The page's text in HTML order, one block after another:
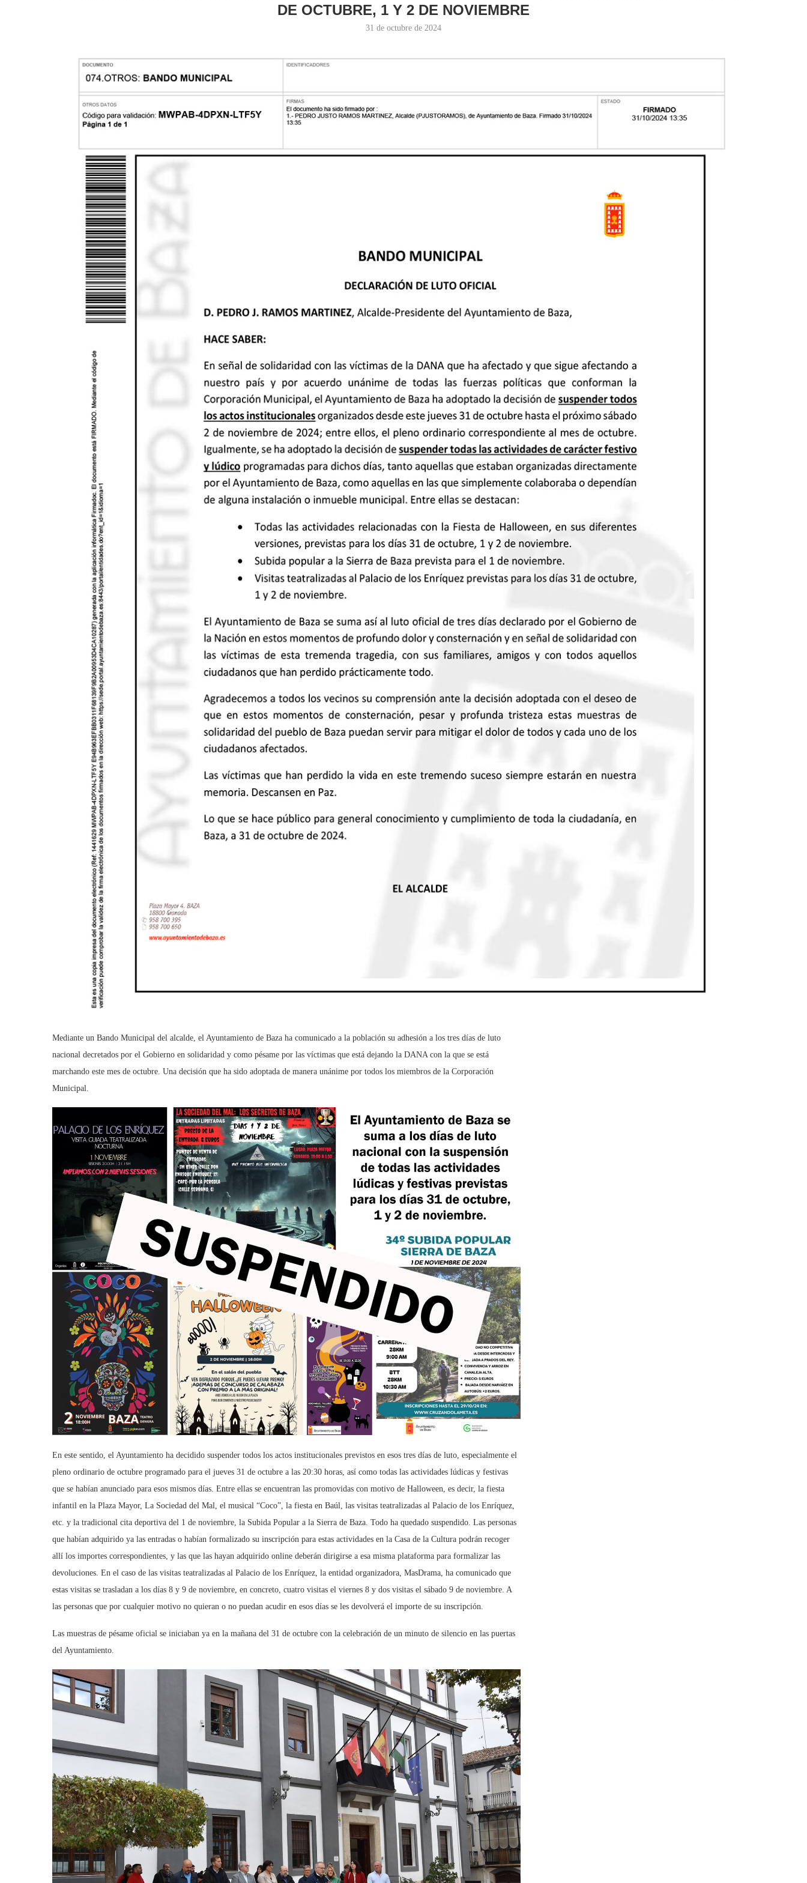
DE OCTUBRE, 1 Y 2 DE NOVIEMBRE
31 de octubre de 2024
Mediante un Bando Municipal del alcalde, el Ayuntamiento de Baza ha comunicado a la población su adhesión a los tres días de luto
nacional decretados por el Gobierno en solidaridad y como pésame por las víctimas que está dejando la DANA con la que se está
marchando este mes de octubre. Una decisión que ha sido adoptada de manera unánime por todos los miembros de la Corporación
Municipal.
En este sentido, el Ayuntamiento ha decidido suspender todos los actos institucionales previstos en esos tres días de luto, especialmente el
pleno ordinario de octubre programado para el jueves 31 de octubre a las 20:30 horas, así como todas las actividades lúdicas y festivas
que se habían anunciado para esos mismos días. Entre ellas se encuentran las promovidas con motivo de Halloween, es decir, la fiesta
infantil en la Plaza Mayor, La Sociedad del Mal, el musical “Coco”, la fiesta en Baúl, las visitas teatralizadas al Palacio de los Enríquez,
etc. y la tradicional cita deportiva del 1 de noviembre, la Subida Popular a la Sierra de Baza. Todo ha quedado suspendido. Las personas
que habían adquirido ya las entradas o habían formalizado su inscripción para estas actividades en la Casa de la Cultura podrán recoger
allí los importes correspondientes, y las que las hayan adquirido online deberán dirigirse a esa misma plataforma para formalizar las
devoluciones. En el caso de las visitas teatralizadas al Palacio de los Enríquez, la entidad organizadora, MasDrama, ha comunicado que
estas visitas se trasladan a los días 8 y 9 de noviembre, en concreto, cuatro visitas el viernes 8 y dos visitas el sábado 9 de noviembre. A
las personas que por cualquier motivo no quieran o no puedan acudir en esos días se les devolverá el importe de su inscripción.
Las muestras de pésame oficial se iniciaban ya en la mañana del 31 de octubre con la celebración de un minuto de silencio en las puertas
del Ayuntamiento.